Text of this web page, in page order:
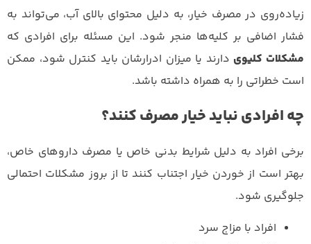
زیاده‌روی در مصرف خیار، به دلیل محتوای بالای آب، می‌تواند به
فشار اضافی بر کلیه‌ها منجر شود. این مسئله برای افرادی که
مشکلات کلیوی دارند یا میزان ادرارشان باید کنترل شود، ممکن
است خطراتی را به همراه داشته باشد.
چه افرادی نباید خیار مصرف کنند؟
برخی افراد به دلیل شرایط بدنی خاص یا مصرف داروهای خاص،
بهتر است از خوردن خیار اجتناب کنند تا از بروز مشکلات احتمالی
جلوگیری شود.
افراد با مزاج سرد